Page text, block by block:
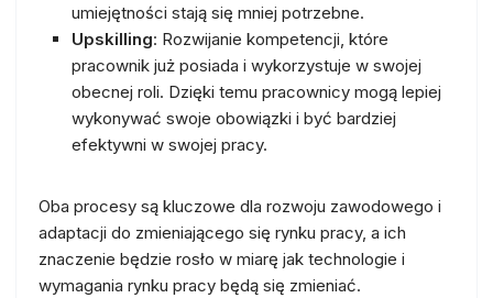
umiejętności stają się mniej potrzebne.
Upskilling: Rozwijanie kompetencji, które
pracownik już posiada i wykorzystuje w swojej
obecnej roli. Dzięki temu pracownicy mogą lepiej
wykonywać swoje obowiązki i być bardziej
efektywni w swojej pracy.
Oba procesy są kluczowe dla rozwoju zawodowego i
adaptacji do zmieniającego się rynku pracy, a ich
znaczenie będzie rosło w miarę jak technologie i
wymagania rynku pracy będą się zmieniać.